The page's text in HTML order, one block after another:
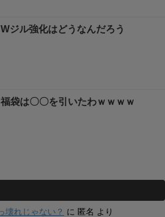
Wジル強化はどうなんだろう
福袋は〇〇を引いたわｗｗｗｗ
壊れじゃない？ に 匿名 より